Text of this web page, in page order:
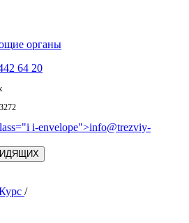
органы
64 20
i-envelope">info@trezviy-
/